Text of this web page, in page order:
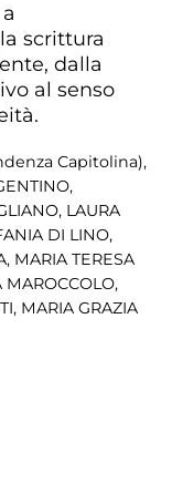
scrittura
dalla
al senso
Capitolina),
LAURA
DI LINO,
MARIA TERESA
MARIA GRAZIA